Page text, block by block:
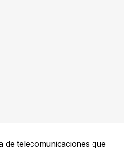
de telecomunicaciones que